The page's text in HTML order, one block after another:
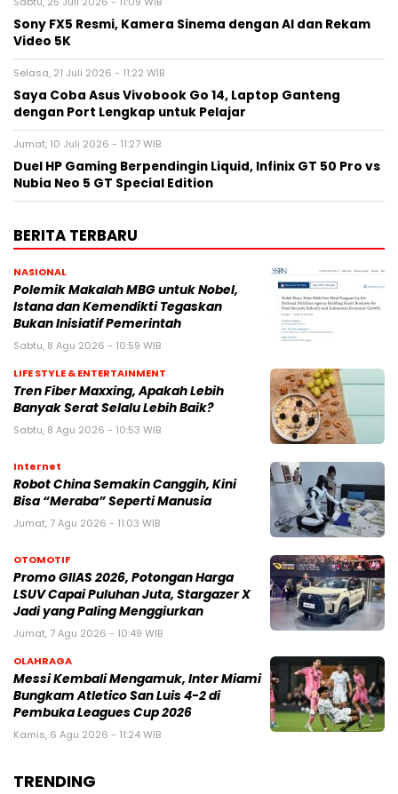
Sony FX5 Resmi, Kamera Sinema dengan AI dan Rekam
Video 5K
Selasa, 21 Juli 2026 - 11:22 WIB
Saya Coba Asus Vivobook Go 14, Laptop Ganteng
dengan Port Lengkap untuk Pelajar
Jumat, 10 Juli 2026 - 11:27 WIB
Duel HP Gaming Berpendingin Liquid, Infinix GT 50 Pro vs
Nubia Neo 5 GT Special Edition
BERITA TERBARU
NASIONAL
Polemik Makalah MBG untuk Nobel,
Istana dan Kemendikti Tegaskan
Bukan Inisiatif Pemerintah
Sabtu, 8 Agu 2026 - 10:59 WIB
LIFE STYLE & ENTERTAINMENT
Tren Fiber Maxxing, Apakah Lebih
Banyak Serat Selalu Lebih Baik?
Sabtu, 8 Agu 2026 - 10:53 WIB
Internet
Robot China Semakin Canggih, Kini
Bisa “Meraba” Seperti Manusia
Jumat, 7 Agu 2026 - 11:03 WIB
OTOMOTIF
Promo GIIAS 2026, Potongan Harga
LSUV Capai Puluhan Juta, Stargazer X
Jadi yang Paling Menggiurkan
Jumat, 7 Agu 2026 - 10:49 WIB
OLAHRAGA
Messi Kembali Mengamuk, Inter Miami
Bungkam Atletico San Luis 4-2 di
Pembuka Leagues Cup 2026
Kamis, 6 Agu 2026 - 11:24 WIB
TRENDING